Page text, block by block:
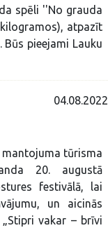
spēli ''No grauda
atpazīt
pieejami Lauku
04.08.2022
tūrisma
20. augustā
festivālā, lai
un aicinās
vakar – brīvi